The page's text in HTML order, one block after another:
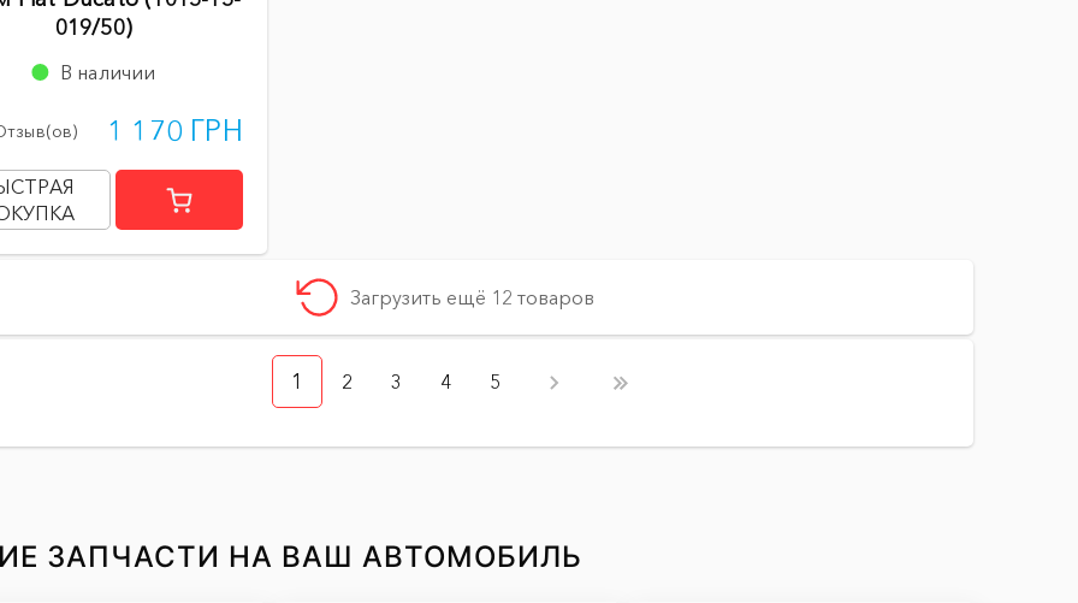
019/50)
В наличии
1 170 ГРН
Загрузить ещё 12 товаров
1 2 3 4 5
ЗАПЧАСТИ НА ВАШ АВТОМОБИЛЬ